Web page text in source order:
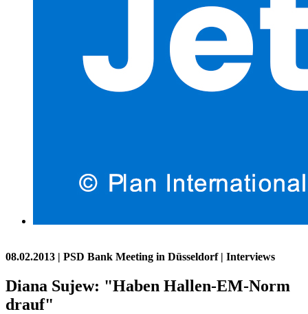
08.02.2013 | PSD Bank Meeting in Düsseldorf | Interviews
Diana Sujew: "Haben Hallen-EM-Norm
drauf"